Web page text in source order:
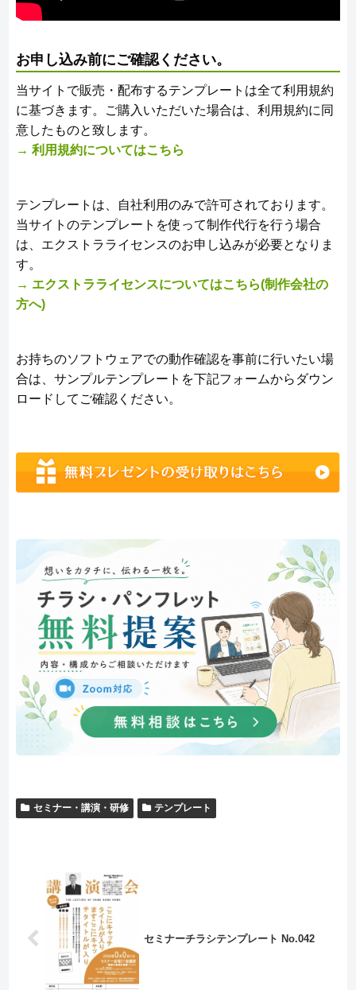
お申し込み前にご確認ください。
当サイトで販売・配布するテンプレートは全て利用規約
に基づきます。ご購入いただいた場合は、利用規約に同
意したものと致します。
→ 利用規約についてはこちら
テンプレートは、自社利用のみで許可されております。
当サイトのテンプレートを使って制作代行を行う場合
は、エクストラライセンスのお申し込みが必要となりま
す。
→ エクストラライセンスについてはこちら(制作会社の
方へ)
お持ちのソフトウェアでの動作確認を事前に行いたい場
合は、サンプルテンプレートを下記フォームからダウン
ロードしてご確認ください。
セミナー・講演・研修 テンプレート
セミナーチラシテンプレート No.042